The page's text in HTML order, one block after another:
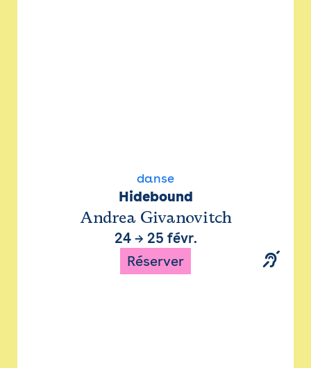
danse
Hidebound
Andrea Givanovitch
24→ 25 févr.
Réserver